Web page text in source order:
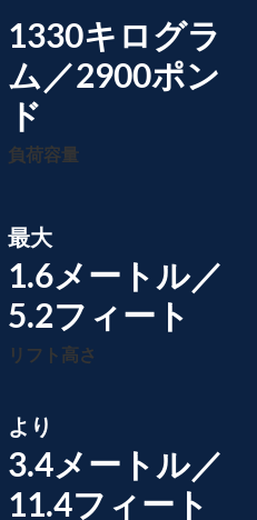
1330キログラ
ム／2900ポン
ド
負荷容量
最大
1.6メートル／
5.2フィート
リフト高さ
より
3.4メートル／
11.4フィート